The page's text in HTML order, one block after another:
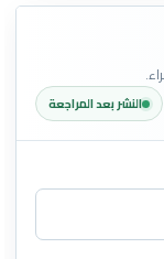
النشر بعد المراجعة